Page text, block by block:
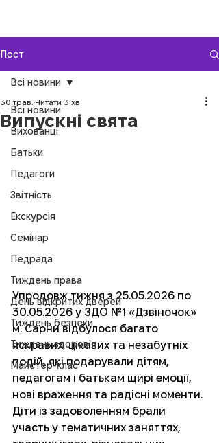
Пост
Всі новини
Вихованці
Батьки
Педагоги
Звітність
Екскурсія
Семінар
Педрада
Тиждень права
День відкритих дверей
Тиждень безпеки
Тиждень здоров'я
Майстер-клас
Всі новини
Випускні свята
30 трав. Читати 3 хв
Упродовж тижня з 25.05.2026 по
30.05.2026 у ЗДО №1 «Дзвіночок»
м. Сарни відбулося багато
яскравих, цікавих та незабутніх
подій, які подарували дітям,
педагогам і батькам щирі емоції,
нові враження та радісні моменти.
Діти із задоволенням брали
участь у тематичних заняттях,